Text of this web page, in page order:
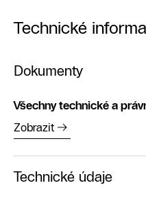
Technické
Dokumenty
Všechny technické a
Zobrazit
Technické údaje